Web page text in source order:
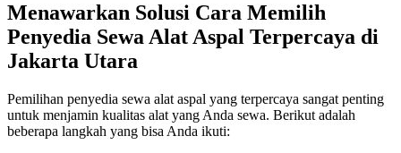
Menawarkan Solusi Cara Memilih
Penyedia Sewa Alat Aspal Terpercaya di
Jakarta Utara
Pemilihan penyedia sewa alat aspal yang terpercaya sangat penting
untuk menjamin kualitas alat yang Anda sewa. Berikut adalah
beberapa langkah yang bisa Anda ikuti: